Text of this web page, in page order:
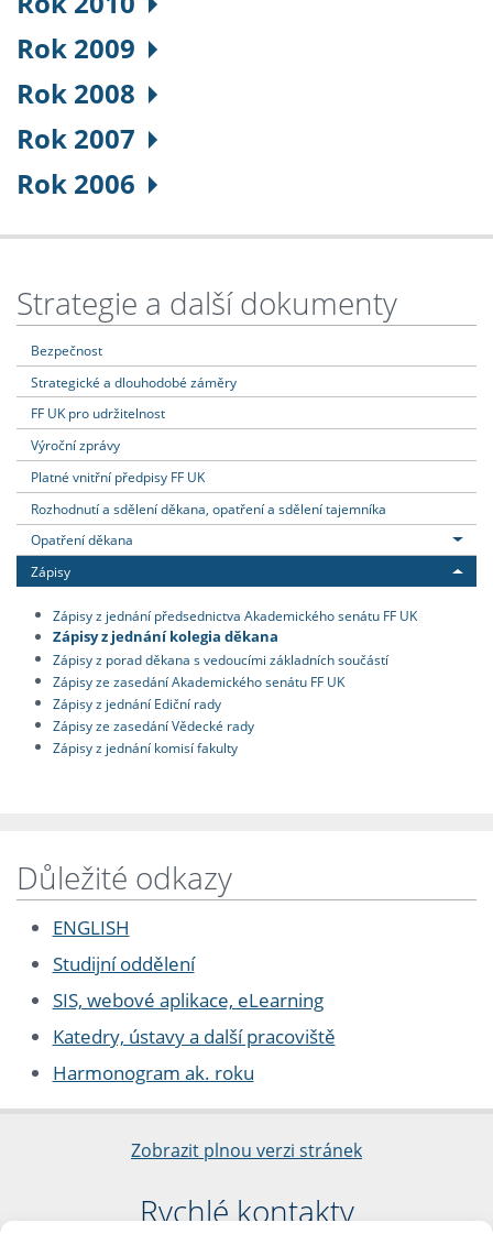
Rok 2009
Rok 2008
Rok 2007
Rok 2006
Strategie a další dokumenty
Bezpečnost
Strategické a dlouhodobé záměry
FF UK pro udržitelnost
Výroční zprávy
Platné vnitřní předpisy FF UK
Rozhodnutí a sdělení děkana, opatření a sdělení tajemníka
Opatření děkana
Zápisy
Zápisy z jednání předsednictva Akademického senátu FF UK
Zápisy z jednání kolegia děkana
Zápisy z porad děkana s vedoucími základních součástí
Zápisy ze zasedání Akademického senátu FF UK
Zápisy z jednání Ediční rady
Zápisy ze zasedání Vědecké rady
Zápisy z jednání komisí fakulty
Důležité odkazy
ENGLISH
Studijní oddělení
SIS, webové aplikace, eLearning
Katedry, ústavy a další pracoviště
Harmonogram ak. roku
Zobrazit plnou verzi stránek
Rychlé kontakty